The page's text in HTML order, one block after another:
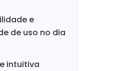
e
de uso no dia
intuitiva